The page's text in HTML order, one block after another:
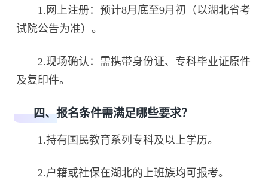
1.网上注册：预计8月底至9月初（以湖北省考
试院公告为准）。
2.现场确认：需携带身份证、专科毕业证原件
及复印件。
四、报名条件需满足哪些要求？
1.持有国民教育系列专科及以上学历。
2.户籍或社保在湖北的上班族均可报考。